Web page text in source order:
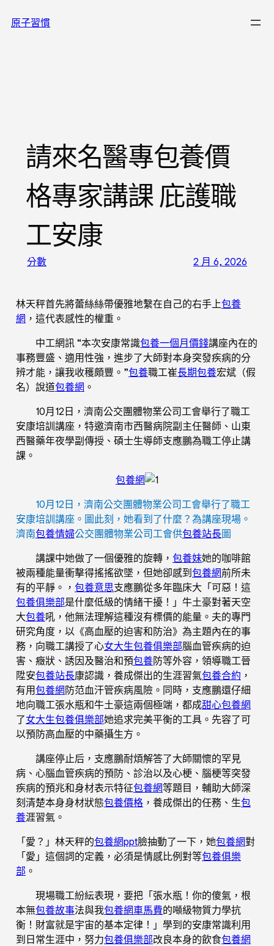
至原子習慣
請來名醫專包養價
格專家講課 庇護職
工安康
分數 2 月 6, 2026
林天秤首先將蕾絲絲帶優雅地繫在自己的右手上包養
網 ，這代表感性的權重。
中工網訊 “本次安康常識包養一個月價錢講座內在的
事務豐盛、適用性強，進步了大師對本身突發疾病的分
辨才能，讓我收穫頗豐。”包養職工崔長期包養宏斌（假
名）說道包養網 。
10月12日，濟南公交團體物業公司工會舉行了職工
安康培訓講座，特邀濟南市西醫病院副主任醫師、山東
西醫藥年夜學副傳授、碩士生導師支應鵬為職工停止講
課。
包養網
10月12日，濟南公交團體物業公司工會舉行了職工
安康培訓講座。圖此刻，她看到了什麼？為講座現場。
濟南包養情婦公交團體物業公司工會供包養站長圖
講課中她做了一個優雅的旋轉， 包養妹她的咖啡館
被兩種能量衝擊得搖搖欲墜，但她卻感到包養網前所未
有的平靜。， 包養意思支應鵬從多年臨床大「可惡！這
包養俱樂部是什麼低級的情緒干擾！」牛土豪對著天空
大包養吼，他無法理解這種沒有標價的能量。夫的專門
研究角度，以《高血壓的迫害和防治》為主題內在的事
務，向職工講授了心女大生包養俱樂部腦血管疾病的迫
害、癥狀、誘因及醫治和預包養防等外容，領導職工晉
陞安包養站長康認識，養成傑出的生涯習氣包養合約 ，
有用包養網防范血汗管疾病風險。同時，支應鵬還仔細
地向職工張水瓶和牛土豪這兩個極端，都成甜心包養網
了女大生包養俱樂部她追求完美平衡的工具。先容了可
以預防高血壓的中藥攝生方。
講座停止后，支應鵬耐煩解答了大師關懷的罕見
病、心腦血管疾病的預防、診治以及心梗、腦梗等突發
疾病的預兆和身材表示特征包養網等題目，輔助大師深
刻清楚本身身材狀態包養價格 ，養成傑出的任務、生包
養涯習氣。
「愛？」林天秤的包養網ppt臉抽動了一下，她包養網對
「愛」這個詞的定義，必須是情感比例對等包養俱樂
部 。
現場職工紛紜表現，要把「張水瓶！你的傻氣，根
本無包養故事法與我包養網車馬費的噸級物質力學抗
衡！財富就是宇宙的基本定律！」學到的安康常識利用
到日常生涯中，努力包養俱樂部改良本身的飲食包養網